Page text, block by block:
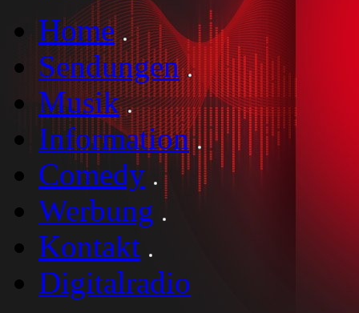
Home
Sendungen
Musik
Information
Comedy
Werbung
Kontakt
Digitalradio